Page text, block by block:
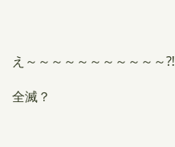
え～～～～～～～～～～～⁈
全滅？